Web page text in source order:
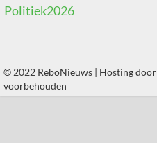
Politiek2026
© 2022 ReboNieuws | Hosting door
voorbehouden